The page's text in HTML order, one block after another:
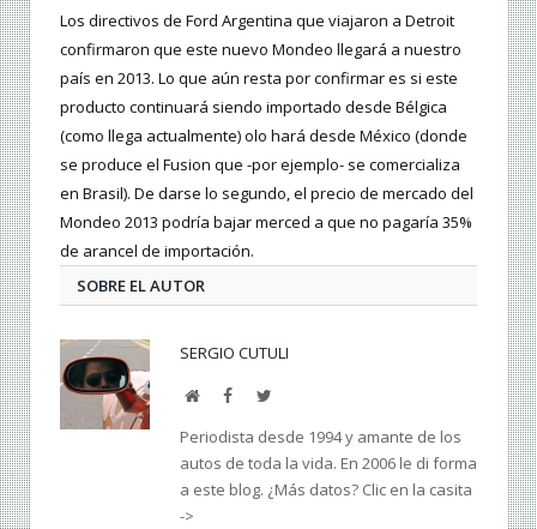
Los directivos de Ford Argentina que viajaron a Detroit
confirmaron que este nuevo Mondeo llegará a nuestro
país en 2013. Lo que aún resta por confirmar es si este
producto continuará siendo importado desde Bélgica
(como llega actualmente) olo hará desde México (donde
se produce el Fusion que -por ejemplo- se comercializa
en Brasil). De darse lo segundo, el precio de mercado del
Mondeo 2013 podría bajar merced a que no pagaría 35%
de arancel de importación.
SOBRE EL AUTOR
SERGIO CUTULI
Web FacebookTwitter
Periodista desde 1994 y amante de los
autos de toda la vida. En 2006 le di forma
a este blog. ¿Más datos? Clic en la casita
->